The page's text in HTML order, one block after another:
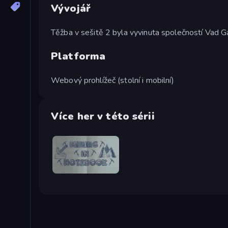
Vývojář
Těžba v sešitě 2 byla vyvinuta společností Vad
Platforma
Webový prohlížeč (stolní i mobilní)
Více her v této sérii